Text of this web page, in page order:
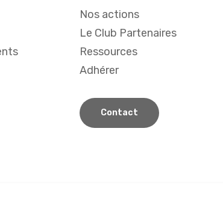
Nos actions
Le Club Partenaires
Ressources
Adhérer
Contact